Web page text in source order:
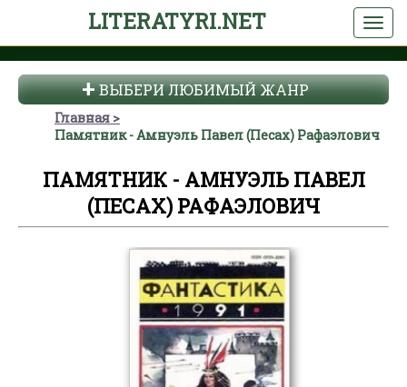
LITERATYRI.NET
ВЫБЕРИ ЛЮБИМЫЙ ЖАНР
Главная
Памятник - Амнуэль Павел (Песах) Рафаэлович
ПАМЯТНИК - АМНУЭЛЬ ПАВЕЛ
(ПЕСАХ) РАФАЭЛОВИЧ